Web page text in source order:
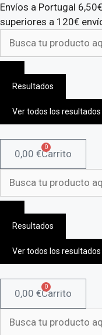
Saltar
al
Envíos a Portugal
superiores a 120€
Resultados
Ver todos los resultados
0,00 €
0
Carrito
Resultados
Ver todos los resultados
0,00 €
0
Carrito